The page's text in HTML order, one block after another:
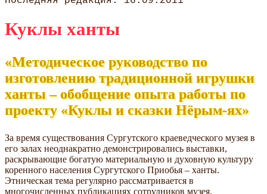
Куклы ханты
«Методическое руководство по
изготовлению традиционной игрушки
ханты – обобщение опыта работы по
проекту «Куклы и сказки Нёрым-ях»
За время существования Сургутского краеведческого музея в
его залах неоднакратно демонстрировались выставки,
раскрывающие богатую материальную и духовную культуру
коренного населения Сургутского Приобья – ханты.
Этническая тема регулярно рассматривается в
многочисленных публикациях сотрудников музея,